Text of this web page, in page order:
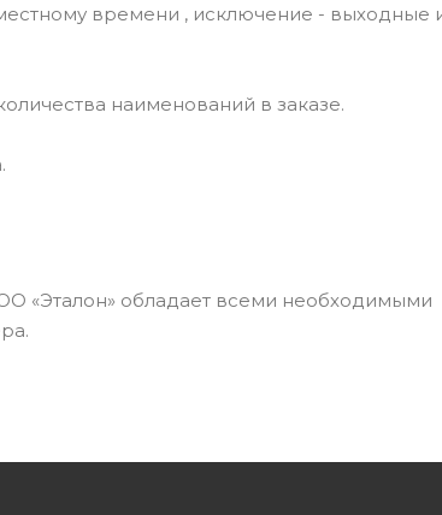
времени , исключение - выходные
наименований в заказе.
«Эталон» обладает всеми необходимыми